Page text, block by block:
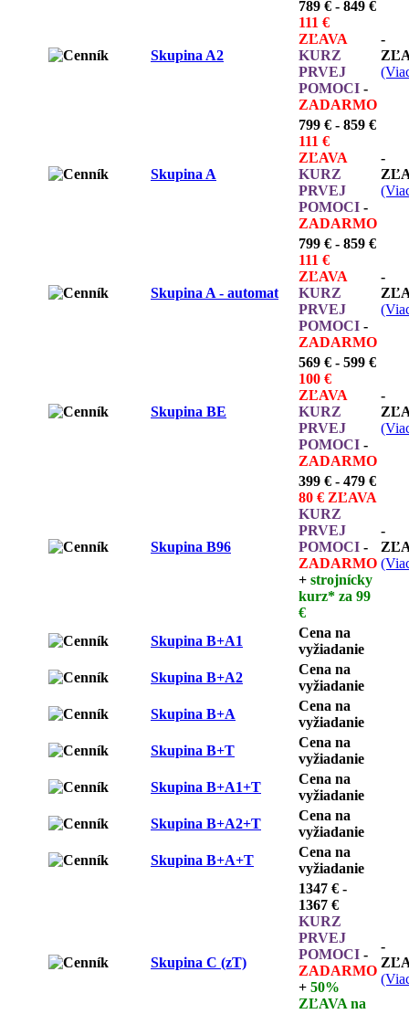
Skupina A2
789 € - 849 €
111 €
ZĽAVA
KURZ
PRVEJ
POMOCI -
ZADARMO
-
Skupina A
799 € - 859 €
111 €
ZĽAVA
KURZ
PRVEJ
POMOCI -
ZADARMO
-
Skupina A - automat
799 € - 859 €
111 €
ZĽAVA
KURZ
PRVEJ
POMOCI -
ZADARMO
-
Skupina BE
569 € - 599 €
100 €
ZĽAVA
KURZ
PRVEJ
POMOCI -
ZADARMO
-
Skupina B96
399 € - 479 €
80 € ZĽAVA
KURZ
PRVEJ
POMOCI -
ZADARMO
+ strojnícky
kurz* za 99
€
-
Skupina B+A1
Cena na
vyžiadanie
Skupina B+A2
Cena na
vyžiadanie
Skupina B+A
Cena na
vyžiadanie
Skupina B+T
Cena na
vyžiadanie
Skupina B+A1+T
Cena na
vyžiadanie
Skupina B+A2+T
Cena na
vyžiadanie
Skupina B+A+T
Cena na
vyžiadanie
Skupina C (zT)
1347 € -
1367 €
KURZ
PRVEJ
POMOCI -
ZADARMO
+ 50%
ZĽAVA na
-